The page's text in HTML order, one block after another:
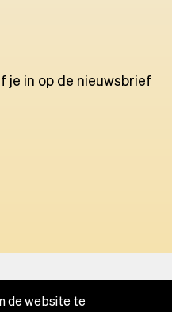
je in op de nieuwsbrief
de website te